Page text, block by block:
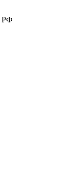
РФ